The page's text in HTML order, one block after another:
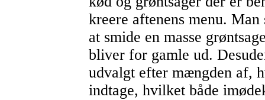
kreere aftenens menu.
at smide en masse
bliver for gamle ud.
udvalgt efter mængden af,
indtage, hvilket både